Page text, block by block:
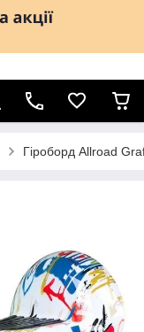
Гіроборд Allroad